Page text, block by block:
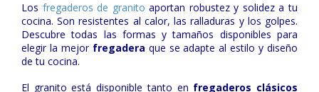
Los fregaderos de granito aportan robustez y solidez a tu
cocina. Son resistentes al calor, las ralladuras y los golpes.
Descubre todas las formas y tamaños disponibles para
elegir la mejor fregadera que se adapte al estilo y diseño
de tu cocina.
El granito está disponible tanto en fregaderos clásicos